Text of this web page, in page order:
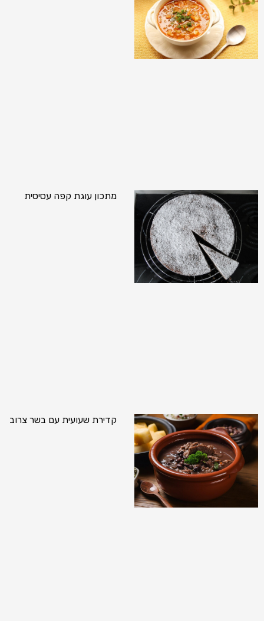
מתכון עוגת קפה עסיסית
קדירת שעועית עם בשר צרוב